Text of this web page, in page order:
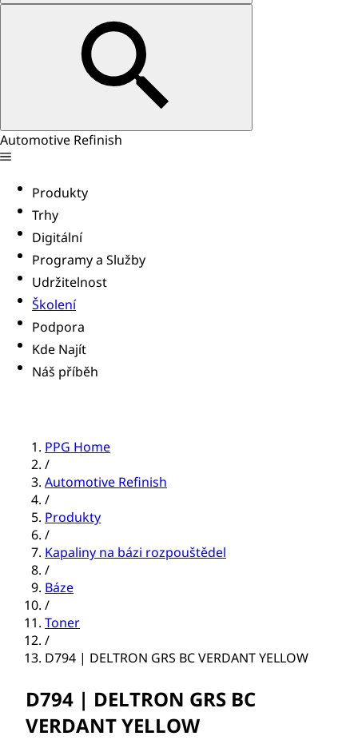
Automotive Refinish
Produkty
Trhy
Digitální
Programy a Služby
Udržitelnost
Školení
Podpora
Kde Najít
Náš příběh
PPG Home
/
Automotive Refinish
/
Produkty
/
Kapaliny na bázi rozpouštědel
/
Báze
/
Toner
/
D794 | DELTRON GRS BC VERDANT YELLOW
D794 | DELTRON GRS BC
VERDANT YELLOW